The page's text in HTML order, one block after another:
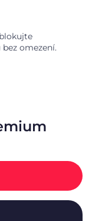
omezení.